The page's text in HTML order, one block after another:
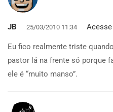
JB 25/03/2010 11:34
Eu fico realmente triste
pastor lá na frente só porque
ele é “muito manso”.